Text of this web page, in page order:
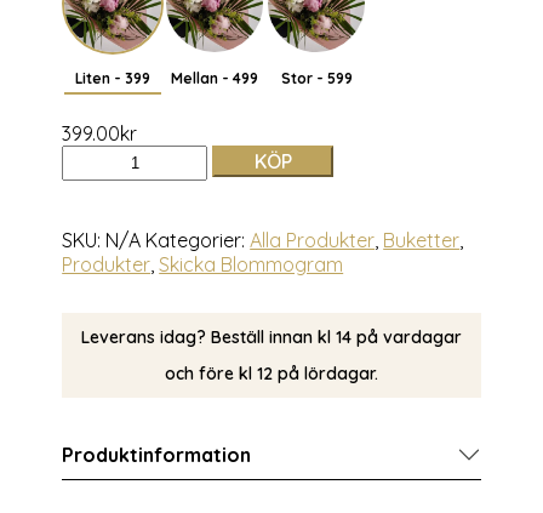
Liten - 399 Mellan - 499 Stor - 599
399.00kr
KÖP
SKU: N/A Kategorier:Alla Produkter Buketter
Produkter ,Skicka Blommogram
Leverans idag? Beställ innan kl 14 på vardagar
och före kl 12 på lördagar.
Produktinformation